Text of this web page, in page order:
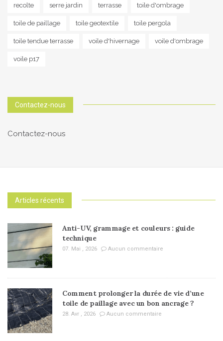
recolte serre jardin terrasse toile d'ombrage
toile de paillage toile geotextile toile pergola
toile tendue terrasse voile d'hivernage voile d'ombrage
voile p17
Contactez-nous
Contactez-nous
Articles récents
Anti-UV, grammage et couleurs : guide
technique
07. Mai , 2026 Aucun commentaire
Comment prolonger la durée de vie d’une
toile de paillage avec un bon ancrage ?
28. Avr , 2026 Aucun commentaire